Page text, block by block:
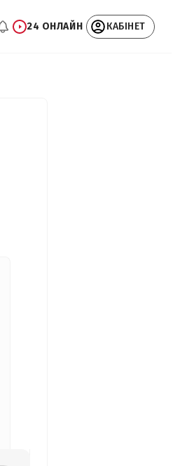
24 ОНЛАЙН КАБІНЕТ